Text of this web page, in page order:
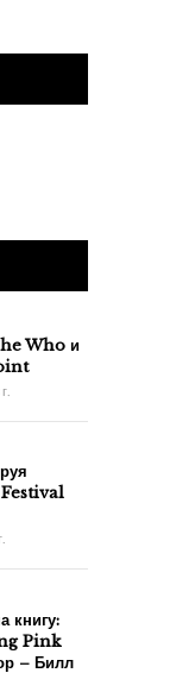
Who и
книгу:
Pink
– Билл